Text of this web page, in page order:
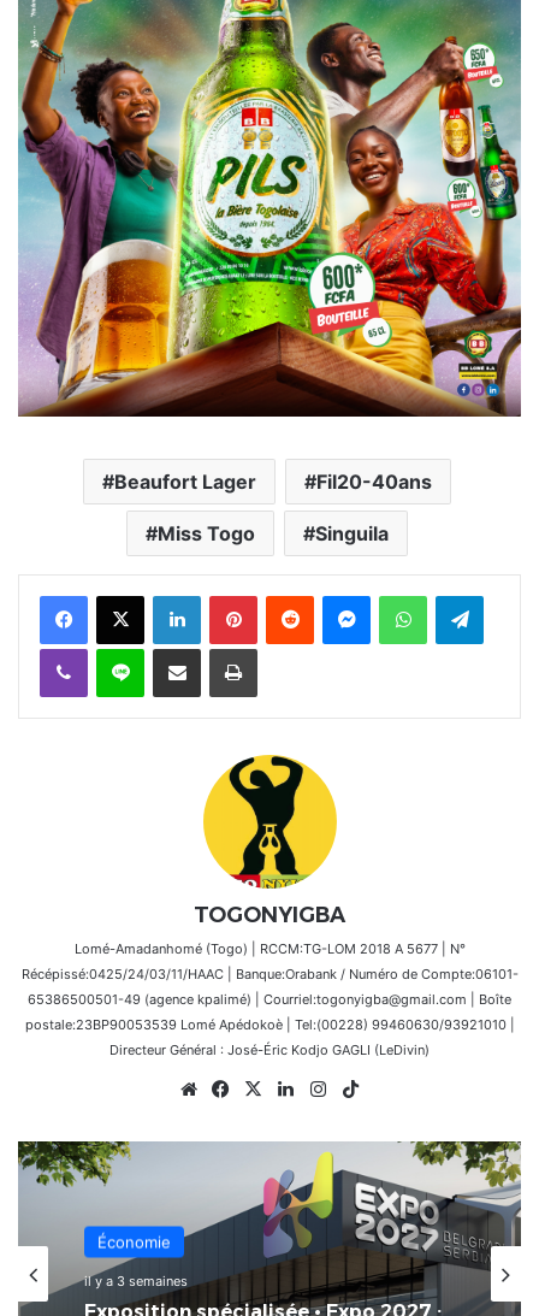
Beaufort Lager Fil20-40ans
Miss Togo Singuila
FacebookX Linkedin PinterestReddit MessengerWhatsAppTelegram
Viber Ligne Partager par email Imprimer
TOGONYIGBA
Lomé-Amadanhomé (Togo) | RCCM:TG-LOM 2018 A 5677 | N°
Récépissé:0425/24/03/11/HAAC | Banque:Orabank / Numéro de Compte:06101-
65386500501-49 (agence kpalimé) | Courriel:togonyigba@gmail.com | Boîte
postale:23BP90053539 Lomé Apédokoè | Tel:(00228) 99460630/93921010 |
Directeur Général : José-Éric Kodjo GAGLI (LeDivin)
WebsiteFacebook
X LinkedinInstagram
Économie
il y a 3 semaines